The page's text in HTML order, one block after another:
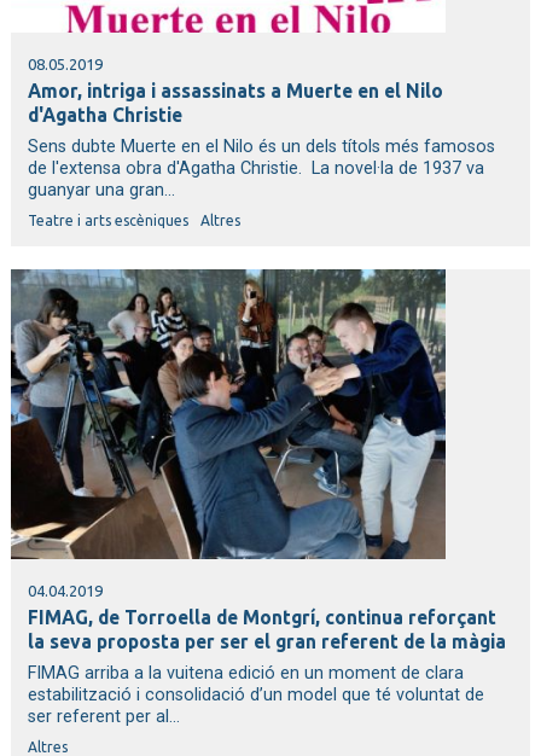
08.05.2019
Amor, intriga i assassinats a Muerte en el Nilo
d'Agatha Christie
Sens dubte Muerte en el Nilo és un dels títols més famosos
de l'extensa obra d'Agatha Christie. La novel·la de 1937 va
guanyar una gran...
Teatre i arts escèniques Altres
04.04.2019
FIMAG, de Torroella de Montgrí, continua reforçant
la seva proposta per ser el gran referent de la màgia
FIMAG arriba a la vuitena edició en un moment de clara
estabilització i consolidació d’un model que té voluntat de
ser referent per al...
Altres